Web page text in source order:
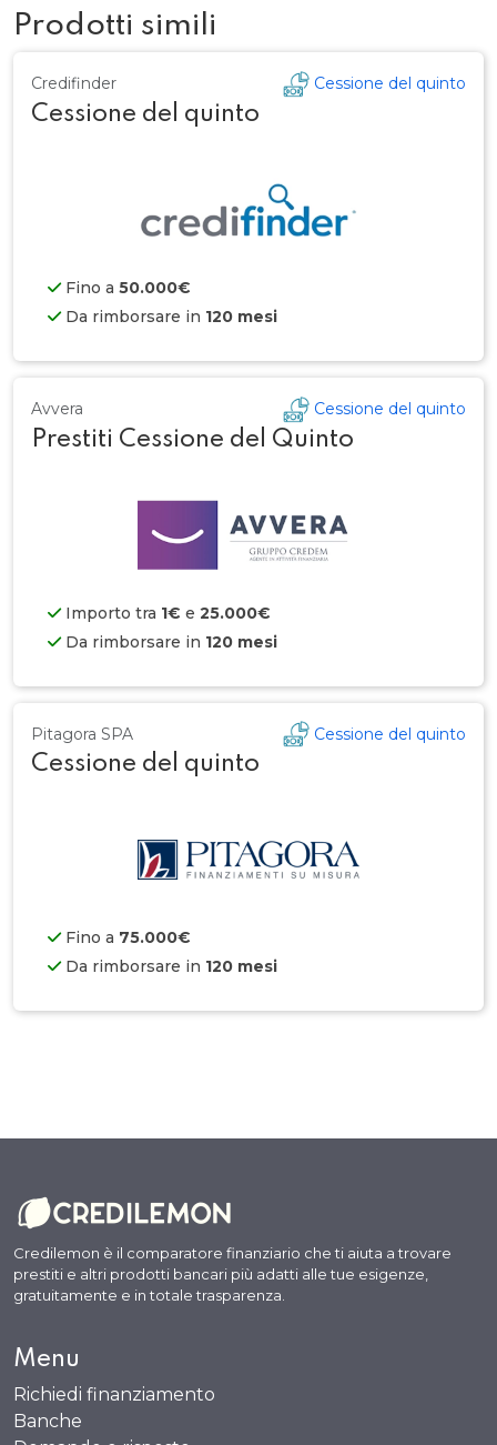
Prodotti simili
Credifinder Cessione del quinto
Cessione del quinto
Fino a 50.000€
Da rimborsare in 120 mesi
Avvera Cessione del quinto
Prestiti Cessione del Quinto
Importo tra 1€ e 25.000€
Da rimborsare in 120 mesi
Pitagora SPA Cessione del quinto
Cessione del quinto
Fino a 75.000€
Da rimborsare in 120 mesi
Credilemon è il comparatore finanziario che ti aiuta a trovare
prestiti e altri prodotti bancari più adatti alle tue esigenze,
gratuitamente e in totale trasparenza.
Menu
Richiedi finanziamento
Banche